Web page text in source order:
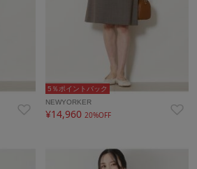
5％ポイントバック
NEWYORKER
¥14,960 20%OFF